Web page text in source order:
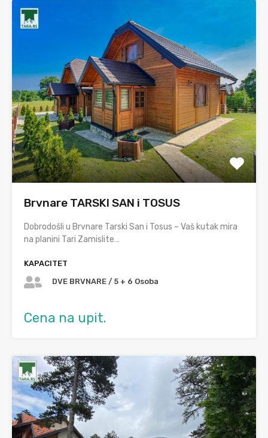
Brvnare TARSKI SAN i TOSUS
Dobrodošli u Brvnare Tarski San i Tosus – Vaš kutak mira
na planini Tari Zamislite…
KAPACITET
DVE BRVNARE / 5 + 6 Osoba
Cena na upit.